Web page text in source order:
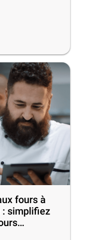
fours à
: simplifiez